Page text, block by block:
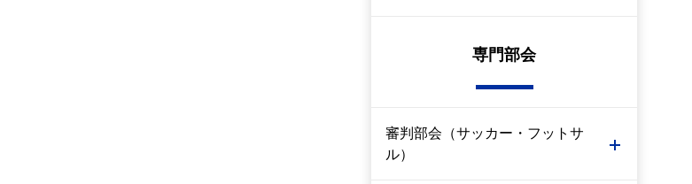
専門部会
審判部会（サッカー・フットサ
ル）